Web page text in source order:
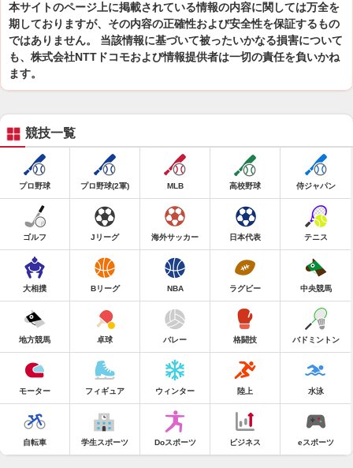
本サイトのページ上に掲載されている情報の内容に関しては万全を
期しておりますが、その内容の正確性および安全性を保証するもの
ではありません。 当該情報に基づいて被ったいかなる損害について
も、株式会社NTTドコモおよび情報提供者は一切の責任を負いかね
ます。
競技一覧
プロ野球 プロ野球(2軍) MLB 高校野球 侍ジャパン
ゴルフ Jリーグ 海外サッカー 日本代表 テニス
大相撲 Bリーグ NBA ラグビー 中央競馬
地方競馬 卓球 バレー 格闘技 バドミントン
モーター フィギュア ウィンター 陸上 水泳
自転車 学生スポーツ Doスポーツ ビジネス eスポーツ